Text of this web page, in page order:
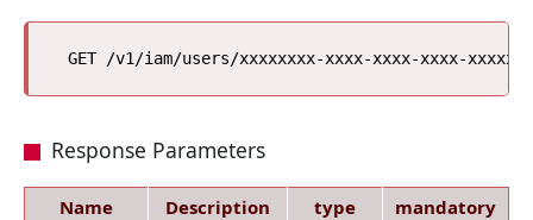
Response Parameters
Name Description type mandatory